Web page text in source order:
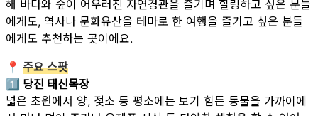
해 바다와 숲이 어우러진 자연경관을 즐기며 힐링하고 싶은 분들
에게도, 역사나 문화유산을 테마로 한 여행을 즐기고 싶은 분들
에게도 추천하는 곳이에요.
📍 주요 스팟
1️⃣ 당진 태신목장
넓은 초원에서 양, 젖소 등 평소에는 보기 힘든 동물을 가까이에